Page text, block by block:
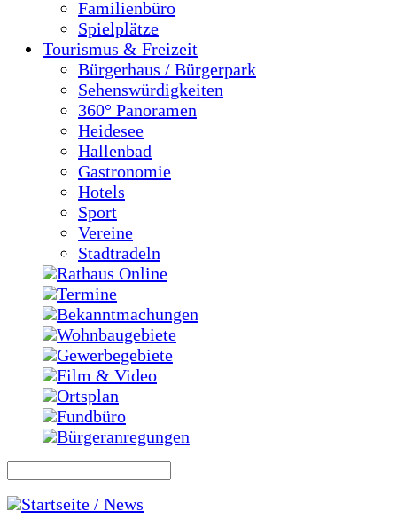
Familienbüro
Spielplätze
Tourismus & Freizeit
Bürgerhaus / Bürgerpark
Sehenswürdigkeiten
360° Panoramen
Heidesee
Hallenbad
Gastronomie
Hotels
Sport
Vereine
Stadtradeln
Rathaus Online
Termine
Bekanntmachungen
Wohnbaugebiete
Gewerbegebiete
Film & Video
Ortsplan
Fundbüro
Bürgeranregungen
Startseite / News